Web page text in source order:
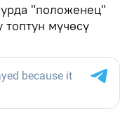
"положенец"
мүчөсү